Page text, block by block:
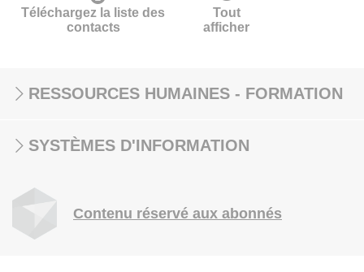
Téléchargez la liste des
contacts
Tout
afficher
RESSOURCES HUMAINES - FORMATION
SYSTÈMES D'INFORMATION
Contenu réservé aux abonnés